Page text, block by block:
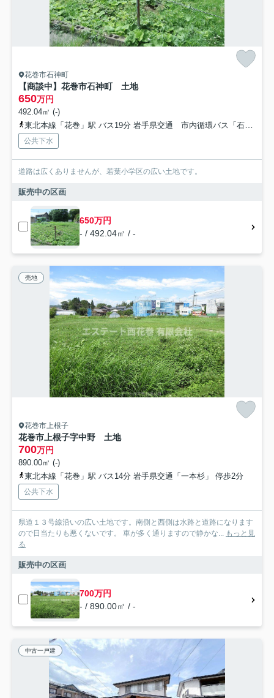
花巻市石神町
【商談中】花巻市石神町 土地
650万円
492.04㎡ (-)
東北本線「花巻」駅 バス19分 岩手県交通 市内循環バス「石神町」 停歩5分
公共下水
道路は広くありませんが、若葉小学区の広い土地です。
販売中の区画
650万円
- / 492.04㎡ / -
売地
花巻市上根子
花巻市上根子字中野 土地
700万円
890.00㎡ (-)
東北本線「花巻」駅 バス14分 岩手県交通「一本杉」 停歩2分
公共下水
県道１３号線沿いの広い土地です。南側と西側は水路と道路になります
ので日当たりも悪くないです。 車が多く通りますので静かな... もっと見
る
販売中の区画
700万円
- / 890.00㎡ / -
中古一戸建